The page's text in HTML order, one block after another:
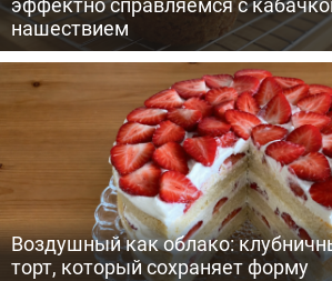
нашествием
Воздушный как облако:
торт, который сохраняет форму